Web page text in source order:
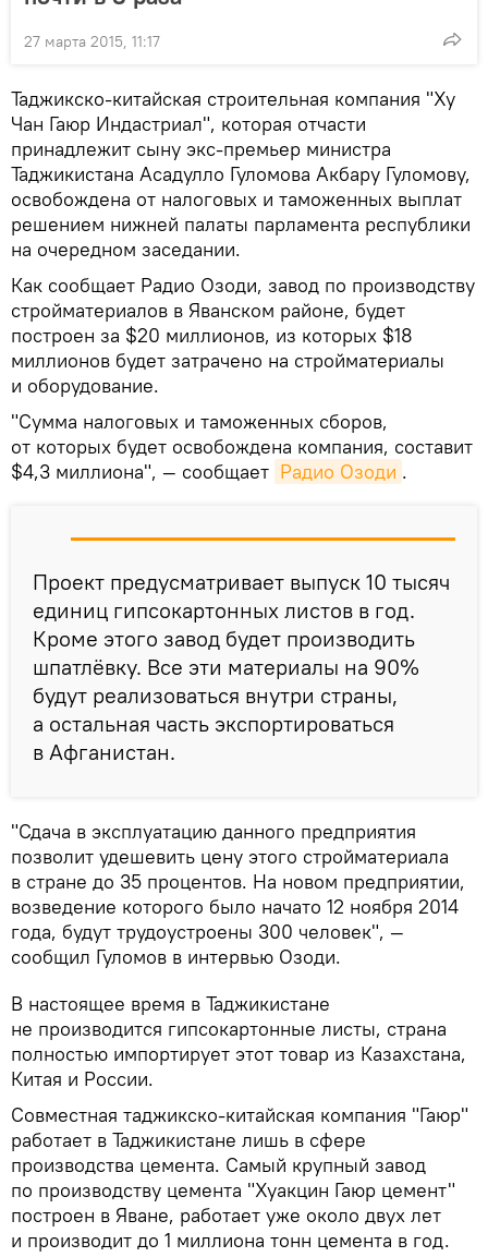
27 марта 2015, 11:17
Таджикско-китайская строительная компания "Ху
Чан Гаюр Индастриал", которая отчасти
принадлежит сыну экс-премьер министра
Таджикистана Асадулло Гуломова Акбару Гуломову,
освобождена от налоговых и таможенных выплат
решением нижней палаты парламента республики
на очередном заседании.
Как сообщает Радио Озоди, завод по производству
стройматериалов в Яванском районе, будет
построен за $20 миллионов, из которых $18
миллионов будет затрачено на стройматериалы
и оборудование.
"Сумма налоговых и таможенных сборов,
от которых будет освобождена компания, составит
$4,3 миллиона", — сообщает Радио Озоди .
Проект предусматривает выпуск 10 тысяч
единиц гипсокартонных листов в год.
Кроме этого завод будет производить
шпатлёвку. Все эти материалы на 90%
будут реализоваться внутри страны,
а остальная часть экспортироваться
в Афганистан.
"Сдача в эксплуатацию данного предприятия
позволит удешевить цену этого стройматериала
в стране до 35 процентов. На новом предприятии,
возведение которого было начато 12 ноября 2014
года, будут трудоустроены 300 человек", —
сообщил Гуломов в интервью Озоди.
В настоящее время в Таджикистане
не производится гипсокартонные листы, страна
полностью импортирует этот товар из Казахстана,
Китая и России.
Совместная таджикско-китайская компания "Гаюр"
работает в Таджикистане лишь в сфере
производства цемента. Самый крупный завод
по производству цемента "Хуакцин Гаюр цемент"
построен в Яване, работает уже около двух лет
и производит до 1 миллиона тонн цемента в год.